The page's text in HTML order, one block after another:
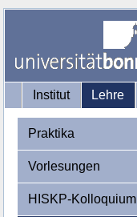
Institut Lehre
Praktika
Vorlesungen
HISKP-Kolloquium